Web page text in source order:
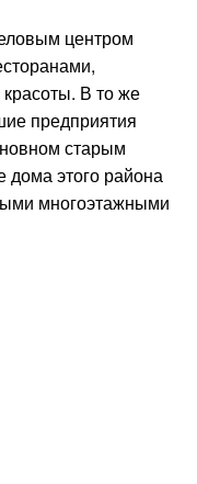
центром
В то же
предприятия
старым
этого района
многоэтажными